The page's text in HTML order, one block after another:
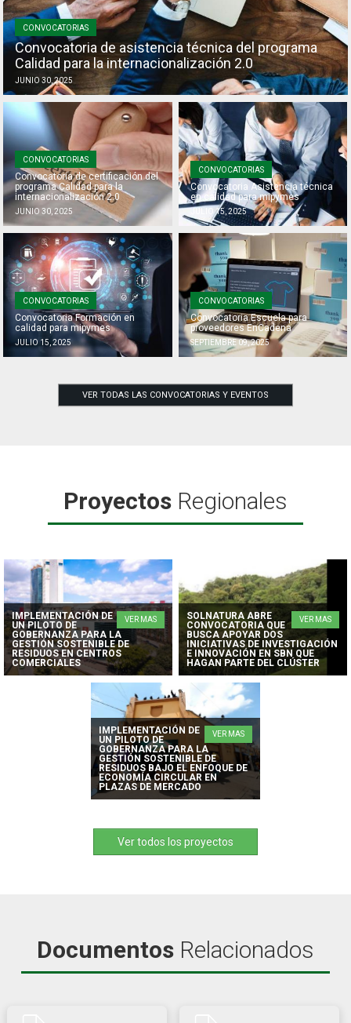
CONVOCATORIAS
Convocatoria de asistencia técnica del programa
Calidad para la internacionalización 2.0
JUNIO 30, 2025
CONVOCATORIAS
Convocatoria de certificación del
programa Calidad para la
internacionalización 2.0
JUNIO 30, 2025
CONVOCATORIAS
Convocatoria Asistencia técnica
en calidad para mipymes
JULIO 15, 2025
CONVOCATORIAS
Convocatoria Formación en
calidad para mipymes
JULIO 15, 2025
CONVOCATORIAS
Convocatoria Escuela para
proveedores EnCadena
SEPTIEMBRE 09, 2025
VER TODAS LAS CONVOCATORIAS Y EVENTOS
Proyectos Regionales
VER MAS
IMPLEMENTACIÓN DE
UN PILOTO DE
GOBERNANZA PARA LA
GESTIÓN SOSTENIBLE DE
RESIDUOS EN CENTROS
COMERCIALES
VER MAS
SOLNATURA ABRE
CONVOCATORIA QUE
BUSCA APOYAR DOS
INICIATIVAS DE INVESTIGACIÓN
E INNOVACIÓN EN SBN QUE
HAGAN PARTE DEL CLÚSTER
VER MAS
IMPLEMENTACIÓN DE
UN PILOTO DE
GOBERNANZA PARA LA
GESTIÓN SOSTENIBLE DE
RESIDUOS BAJO EL ENFOQUE DE
ECONOMÍA CIRCULAR EN
PLAZAS DE MERCADO
Ver todos los proyectos
Documentos Relacionados